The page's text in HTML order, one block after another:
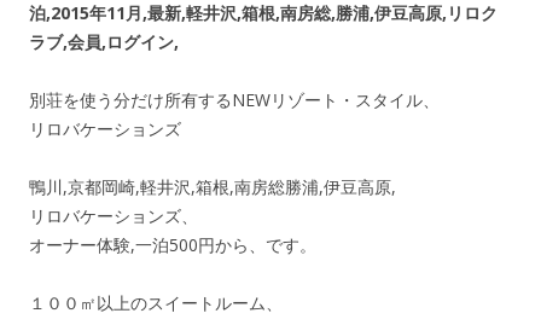
泊,2015年11月,最新,軽井沢,箱根,南房総,勝浦,伊豆高原,リロク
ラブ,会員,ログイン,
別荘を使う分だけ所有するNEWリゾート・スタイル、
リロバケーションズ
鴨川,京都岡崎,軽井沢,箱根,南房総勝浦,伊豆高原,
リロバケーションズ、
オーナー体験,一泊500円から、です。
１００㎡以上のスイートルーム、